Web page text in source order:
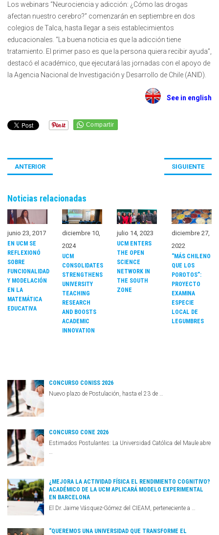
Los webinars “Neurociencia y adicción: ¿Cómo las drogas
afectan nuestro cerebro?” comenzarán en septiembre en dos
colegios de Talca, hasta llegar a seis establecimientos
educacionales. “La buena noticia es que la adicción tiene
tratamiento. El primer paso es que la persona quiera recibir ayuda”,
destacó el académico, que ejecutará las jornadas con el apoyo de
la Agencia Nacional de Investigación y Desarrollo de Chile (ANID).
See in english
ANTERIOR SIGUIENTE
Noticias relacionadas
junio 23, 2017
EN UCM SE
REFLEXIONÓ
SOBRE
FUNCIONALIDAD
Y MODELACIÓN
EN LA
MATEMÁTICA
EDUCATIVA
diciembre 10,
2024
UCM
CONSOLIDATES
STRENGTHENS
UNIVERSITY
TEACHING
RESEARCH
AND BOOSTS
ACADEMIC
INNOVATION
julio 14, 2023
UCM ENTERS
THE OPEN
SCIENCE
NETWORK IN
THE SOUTH
ZONE
diciembre 27,
2022
“MÁS CHILENO
QUE LOS
POROTOS”:
PROYECTO
EXAMINA
ESPECIE
LOCAL DE
LEGUMBRES
CONCURSO CONISS 2026
Nuevo plazo de Postulación, hasta el 23 de …
CONCURSO CONE 2026
Estimados Postulantes: La Universidad Católica del Maule abre
…
¿MEJORA LA ACTIVIDAD FÍSICA EL RENDIMIENTO COGNITIVO?
ACADÉMICO DE LA UCM APLICARÁ MODELO EXPERIMENTAL
EN BARCELONA
El Dr. Jaime Vásquez-Gómez del CIEAM, perteneciente a …
“QUEREMOS UNA UNIVERSIDAD QUE TRANSFORME EL